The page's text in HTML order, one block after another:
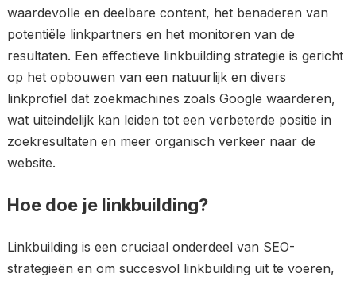
waardevolle en deelbare content, het benaderen van
potentiële linkpartners en het monitoren van de
resultaten. Een effectieve linkbuilding strategie is gericht
op het opbouwen van een natuurlijk en divers
linkprofiel dat zoekmachines zoals Google waarderen,
wat uiteindelijk kan leiden tot een verbeterde positie in
zoekresultaten en meer organisch verkeer naar de
website.
Hoe doe je linkbuilding?
Linkbuilding is een cruciaal onderdeel van SEO-
strategieën en om succesvol linkbuilding uit te voeren,